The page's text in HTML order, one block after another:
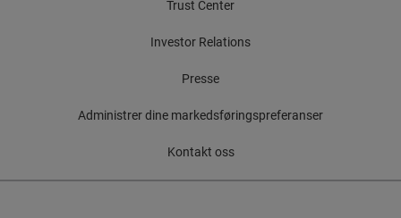
Trust Center
Investor Relations
Presse
Administrer dine markedsføringspreferanser
Kontakt oss